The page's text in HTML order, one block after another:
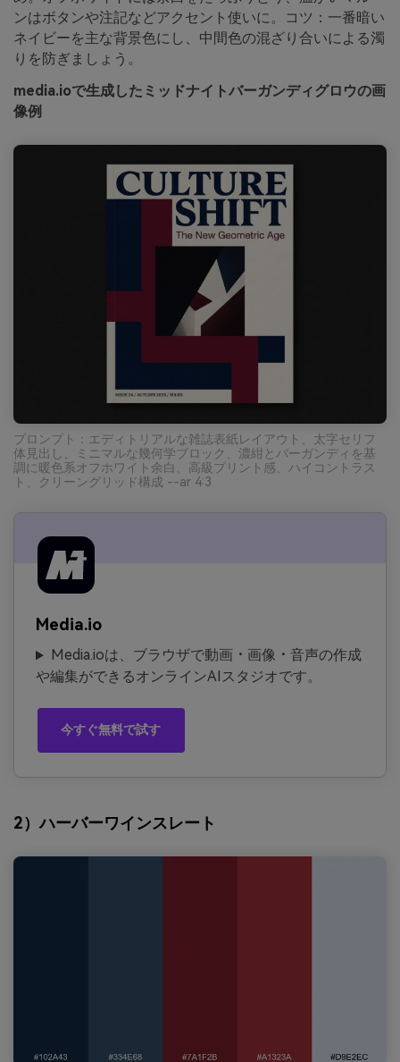
ンはボタンや注記などアクセント使いに。コツ：一番暗い
ネイビーを主な背景色にし、中間色の混ざり合いによる濁
りを防ぎましょう。
media.ioで生成したミッドナイトバーガンディグロウの画
像例
プロンプト：エディトリアルな雑誌表紙レイアウト、太字セリフ
体見出し、ミニマルな幾何学ブロック、濃紺とバーガンディを基
調に暖色系オフホワイト余白、高級プリント感、ハイコントラス
ト、クリーングリッド構成 --ar 4:3
Media.io
Media.ioは、ブラウザで動画・画像・音声の作成
や編集ができるオンラインAIスタジオです。
今すぐ無料で試す
2）ハーバーワインスレート